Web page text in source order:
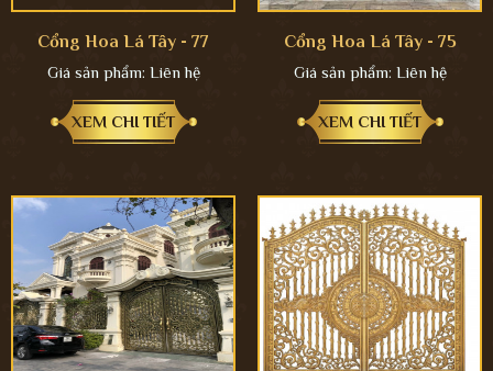
Cổng Hoa Lá Tây - 77
Giá sản phẩm: Liên hệ
XEM CHI TIẾT
Cổng Hoa Lá Tây - 75
Giá sản phẩm: Liên hệ
XEM CHI TIẾT